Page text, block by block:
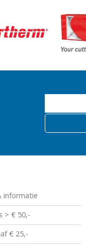
informatie
> € 50,-
€ 25,-